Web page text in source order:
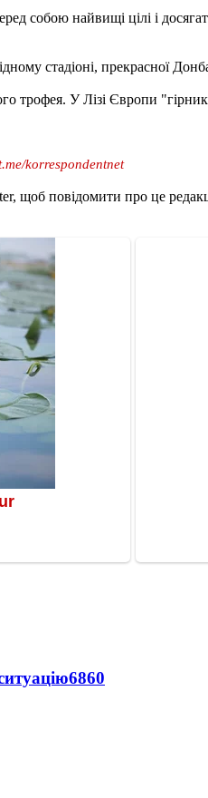
собою найвищі цілі і
стадіоні, прекрасної
У Лізі Європи
korrespondentnet
щоб повідомити про це
6860